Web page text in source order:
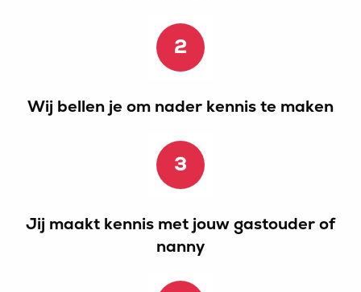
2
Wij bellen je om nader kennis te maken
3
Jij maakt kennis met jouw gastouder of
nanny